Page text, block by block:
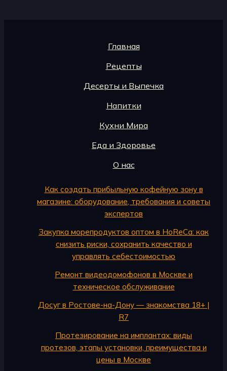
Главная
Рецепты
Десерты и Выпечка
Напитки
Кухни Мира
Еда и Здоровье
О нас
Как создать прибыльную кофейную зону в
магазине: оборудование, требования и советы
экспертов
Закупка морепродуктов оптом в HoReCa: как
снизить риски, сохранить качество и
управлять себестоимостью
Ремонт видеодомофонов в Москве и
техническое обслуживание
Досуг в Ростове-на-Дону — знакомства 18+ |
R7
Протезирование на имплантах: виды
протезов, этапы установки, преимущества и
цены в Москве